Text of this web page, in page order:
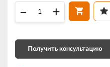
– +
Получить консультацию